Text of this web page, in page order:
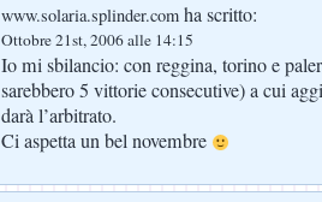
www.solaria.splinder.com ha scritto:
Ottobre 21st, 2006 alle 14:15
Io mi sbilancio: con reggina, torino e
sarebbero 5 vittorie consecutive) a cui
darà l’arbitrato.
Ci aspetta un bel novembre